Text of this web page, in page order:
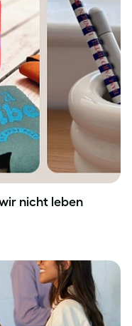
nicht leben